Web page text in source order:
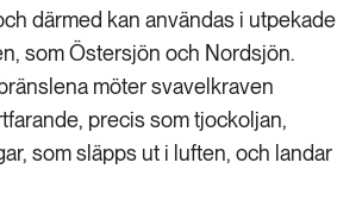
därmed kan användas i utpekade
som Östersjön och Nordsjön.
möter svavelkraven
precis som tjockoljan,
som släpps ut i luften, och landar